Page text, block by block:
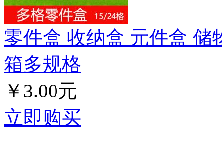
零件盒 收纳盒 元件盒 储
箱多规格
￥3.00元
立即购买